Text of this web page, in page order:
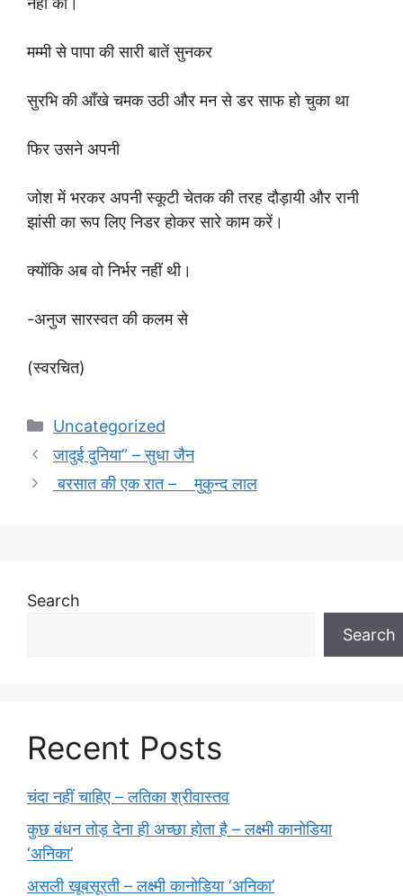
मम्मी से पापा की सारी बातें सुनकर
सुरभि की आँखे चमक उठी और मन से डर साफ हो चुका था
फिर उसने अपनी
जोश में भरकर अपनी स्कूटी चेतक की तरह दौड़ायी और रानी
झांसी का रूप लिए निडर होकर सारे काम करें।
क्योंकि अब वो निर्भर नहीं थी।
-अनुज सारस्वत की कलम से
(स्वरचित)
Categories
Uncategorized
जादुई दुनिया” – सुधा जैन
बरसात की एक रात – मुकुन्द लाल
Search
Search
Recent Posts
चंदा नहीं चाहिए – लतिका श्रीवास्तव
कुछ बंधन तोड़ देना ही अच्छा होता है – लक्ष्मी कानोडिया
‘अनिका’
असली खूबसूरती – लक्ष्मी कानोडिया ‘अनिका’